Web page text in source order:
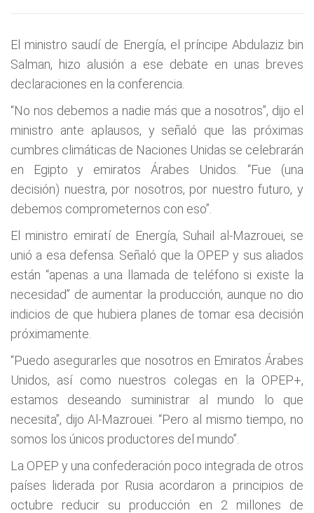
El ministro saudí de Energía, el príncipe Abdulaziz bin
Salman, hizo alusión a ese debate en unas breves
declaraciones en la conferencia.
“No nos debemos a nadie más que a nosotros”, dijo el
ministro ante aplausos, y señaló que las próximas
cumbres climáticas de Naciones Unidas se celebrarán
en Egipto y emiratos Árabes Unidos. “Fue (una
decisión) nuestra, por nosotros, por nuestro futuro, y
debemos comprometernos con eso”.
El ministro emiratí de Energía, Suhail al-Mazrouei, se
unió a esa defensa. Señaló que la OPEP y sus aliados
están “apenas a una llamada de teléfono si existe la
necesidad” de aumentar la producción, aunque no dio
indicios de que hubiera planes de tomar esa decisión
próximamente.
“Puedo asegurarles que nosotros en Emiratos Árabes
Unidos, así como nuestros colegas en la OPEP+,
estamos deseando suministrar al mundo lo que
necesita”, dijo Al-Mazrouei. “Pero al mismo tiempo, no
somos los únicos productores del mundo”.
La OPEP y una confederación poco integrada de otros
países liderada por Rusia acordaron a principios de
octubre reducir su producción en 2 millones de